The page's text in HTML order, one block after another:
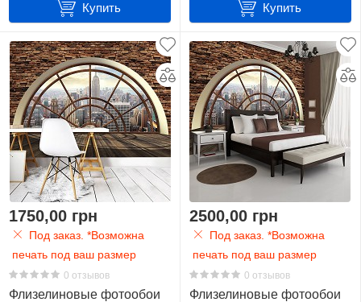
Купить Купить
1750,00 грн
Под заказ. *Возможна
печать под ваш размер
0 отзывов
Флизелиновые фотообои
2500,00 грн
Под заказ. *Возможна
печать под ваш размер
0 отзывов
Флизелиновые фотообои